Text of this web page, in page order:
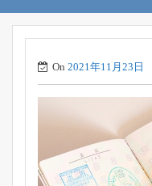
On 2021年11月23日